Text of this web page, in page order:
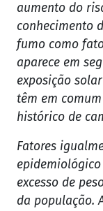
aumento do
conhecimento
fumo como
aparece em
exposição
têm em
histórico de
Fatores
epidemiológico
excesso de
da população.